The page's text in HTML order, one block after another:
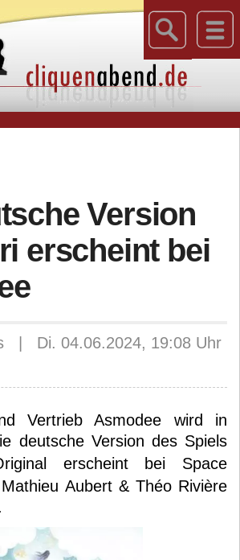
Version
erscheint bei
| Di. 04.06.2024, 19:08 Uhr
Vertrieb Asmodee wird in
deutsche Version des Spiels
erscheint bei Space
Aubert & Théo Rivière